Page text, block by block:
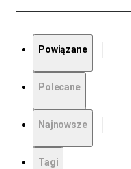
Powiązane
Polecane
Najnowsze
Tagi